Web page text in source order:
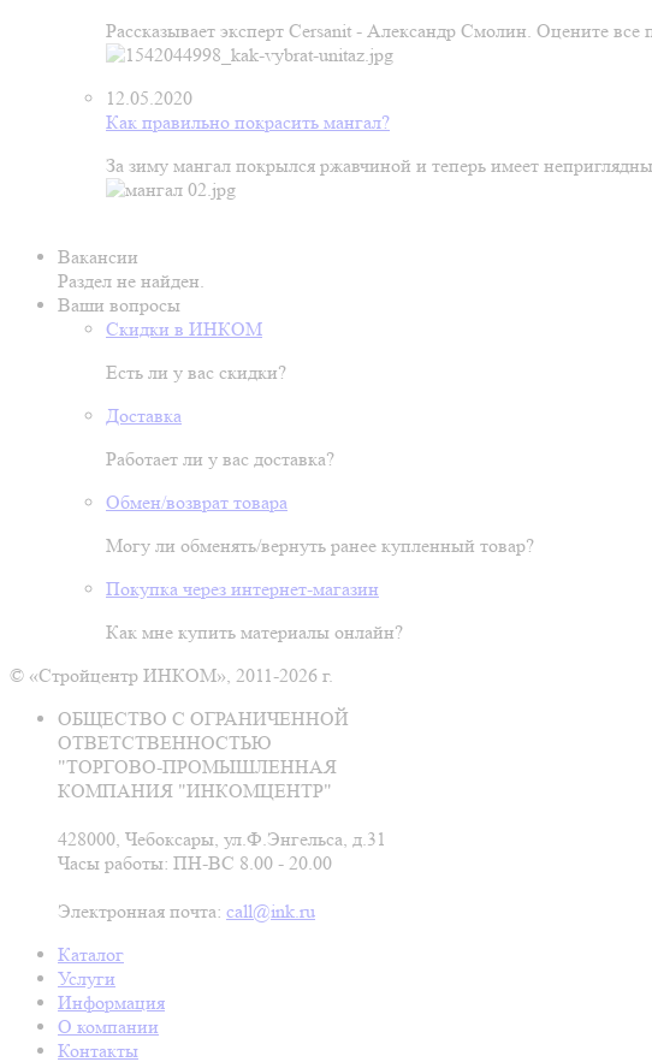
Рассказывает эксперт Cersanit - Александр Смолин. Оцените
12.05.2020
Как правильно покрасить мангал?
За зиму мангал покрылся ржавчиной и теперь имеет
Вакансии
Раздел не найден.
Ваши вопросы
Скидки в ИНКОМ
Есть ли у вас скидки?
Доставка
Работает ли у вас доставка?
Обмен/возврат товара
Могу ли обменять/вернуть ранее купленный товар?
Покупка через интернет-магазин
Как мне купить материалы онлайн?
© «Стройцентр ИНКОМ», 2011-2026 г.
ОБЩЕСТВО С ОГРАНИЧЕННОЙ
ОТВЕТСТВЕННОСТЬЮ
"ТОРГОВО-ПРОМЫШЛЕННАЯ
КОМПАНИЯ "ИНКОМЦЕНТР"
428000, Чебоксары, ул.Ф.Энгельса, д.31
Часы работы: ПН-ВС 8.00 - 20.00
Электронная почта: call@ink.ru
Каталог
Услуги
Информация
О компании
Контакты